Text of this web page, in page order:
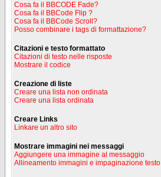
Cosa fa il BBCODE Fade?
Cosa fa il BBCode Flip ?
Cosa fa il BBCode Scroll?
Posso combinare i tags di formattazione?
Citazioni e testo formattato
Citazioni di testo nelle risposte
Mostrare il codice
Creazione di liste
Creare una lista non ordinata
Creare una lista ordinata
Creare Links
Linkare un altro sito
Mostrare immagini nei messaggi
Aggiungere una immagine al messaggio
Allineamento immagini e impaginazione testo